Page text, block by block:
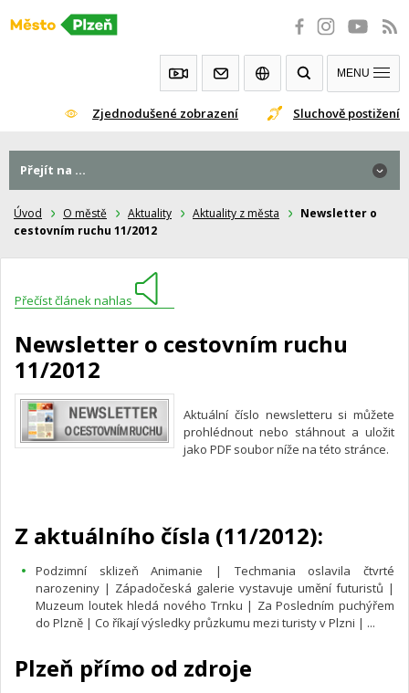
Přeskočit
Zjednodušené zobrazení Sluchově postižení
MENU
Úvod O městě Aktuality Aktuality z města
Newsletter o
cestovním ruchu 11/2012
Přečíst článek nahlas
Newsletter o cestovním ruchu
11/2012
Aktuální číslo newsletteru si můžete
prohlédnout nebo stáhnout a uložit
jako PDF soubor níže na této stránce.
Z aktuálního čísla (11/2012):
Podzimní sklizeň Animanie | Techmania oslavila čtvrté
narozeniny | Západočeská galerie vystavuje umění futuristů |
Muzeum loutek hledá nového Trnku | Za Posledním puchýřem
do Plzně | Co říkají výsledky průzkumu mezi turisty v Plzni | ...
Plzeň přímo od zdroje
Přejít na ...